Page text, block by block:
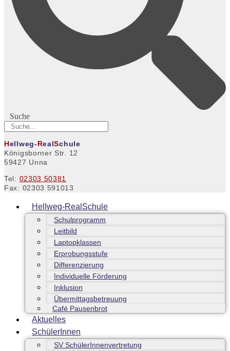
Suche
Hellweg-RealSchule
Königsborner Str. 12
59427 Unna
Tel: 02303 50381
Fax: 02303 591013
Hellweg-RealSchule
Schulprogramm
Leitbild
Laptopklassen
Erprobungsstufe
Differenzierung
Individuelle Förderung
Inklusion
Übermittagsbetreuung
Café Pausenbrot
Aktuelles
SchülerInnen
SV SchülerInnenvertretung